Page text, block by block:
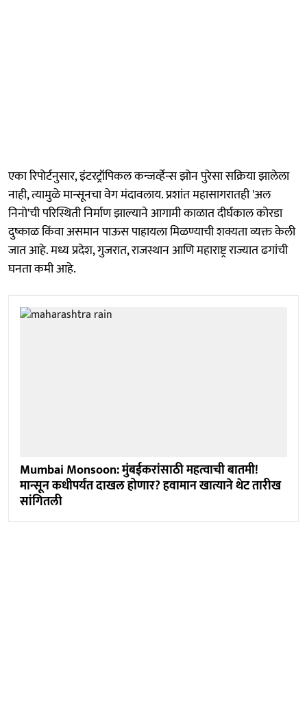
एका रिपोर्टनुसार, इंटरट्रॉपिकल कन्जर्व्हेन्स झोन पुरेसा सक्रिया झालेला
नाही, त्यामुळे मान्सूनचा वेग मंदावलाय. प्रशांत महासागरातही 'अल
निनो'ची परिस्थिती निर्माण झाल्याने आगामी काळात दीर्घकाल कोरडा
दुष्काळ किंवा असमान पाऊस पाहायला मिळण्याची शक्यता व्यक्त केली
जात आहे. मध्य प्रदेश, गुजरात, राजस्थान आणि महाराष्ट्र राज्यात ढगांची
घनता कमी आहे.
Mumbai Monsoon: मुंबईकरांसाठी महत्वाची बातमी!
मान्सून कधीपर्यंत दाखल होणार? हवामान खात्याने थेट तारीख
सांगितली